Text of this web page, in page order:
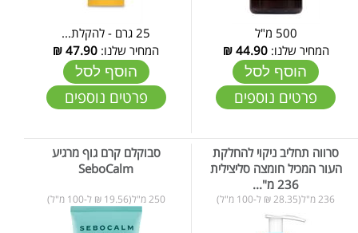
500 מ"ל
המחיר שלנו:44.90
₪
הוסף לסל
פרטים נוספים
25 גרם - להקלת...
המחיר שלנו: 47.90
₪
הוסף לסל
פרטים נוספים
סרווה תחליב ניקוי להחלקת
העור המכיל חומצה סליצילית
236 מ"...
236 מ"ל(28.35 ₪ ל-100 מ"ל)
סבוקלם קרם גוף מרגיע
SeboCalm
250 מ"ל(19.56 ₪ ל-100 מ"ל)